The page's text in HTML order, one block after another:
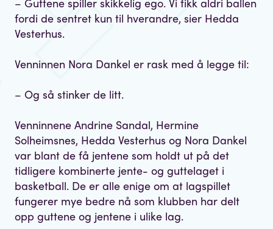
fordi de sentret kun til hverandre, sier Hedda
Vesterhus.
Venninnen Nora Dankel er rask med å legge til:
– Og så stinker de litt.
Venninnene Andrine Sandal, Hermine
Solheimsnes, Hedda Vesterhus og Nora Dankel
var blant de få jentene som holdt ut på det
tidligere kombinerte jente- og guttelaget i
basketball. De er alle enige om at lagspillet
fungerer mye bedre nå som klubben har delt
opp guttene og jentene i ulike lag.